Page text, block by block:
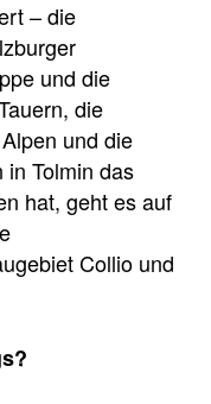
– die
und die
die
und die
Tolmin das
hat, geht es auf
Collio und